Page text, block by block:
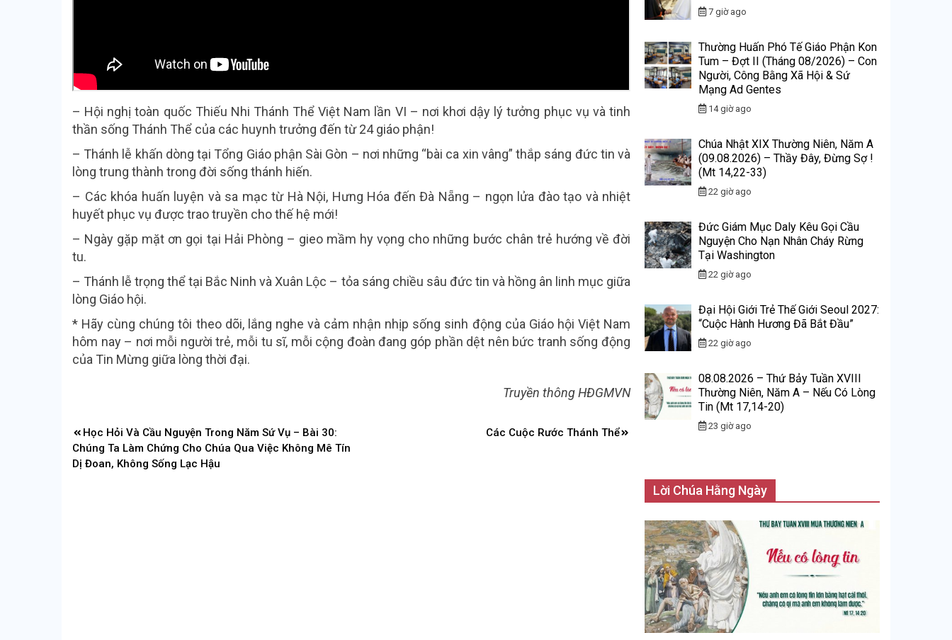
– Hội nghị toàn quốc Thiếu Nhi Thánh Thể Việt Nam lần VI – nơi khơi dậy lý tưởng phục vụ và tinh
thần sống Thánh Thể của các huynh trưởng đến từ 24 giáo phận!
– Thánh lễ khấn dòng tại Tổng Giáo phận Sài Gòn – nơi những “bài ca xin vâng” thắp sáng đức tin và
lòng trung thành trong đời sống thánh hiến.
– Các khóa huấn luyện và sa mạc từ Hà Nội, Hưng Hóa đến Đà Nẵng – ngọn lửa đào tạo và nhiệt
huyết phục vụ được trao truyền cho thế hệ mới!
– Ngày gặp mặt ơn gọi tại Hải Phòng – gieo mầm hy vọng cho những bước chân trẻ hướng về đời
tu.
– Thánh lễ trọng thể tại Bắc Ninh và Xuân Lộc – tỏa sáng chiều sâu đức tin và hồng ân linh mục giữa
lòng Giáo hội.
* Hãy cùng chúng tôi theo dõi, lắng nghe và cảm nhận nhịp sống sinh động của Giáo hội Việt Nam
hôm nay – nơi mỗi người trẻ, mỗi tu sĩ, mỗi cộng đoàn đang góp phần dệt nên bức tranh sống động
của Tin Mừng giữa lòng thời đại.
Truyền thông HĐGMVN
Điều
hướng
bài
Học Hỏi Và Cầu Nguyện Trong Năm Sứ Vụ – Bài 30:
Chúng Ta Làm Chứng Cho Chúa Qua Việc Không Mê Tín
Dị Đoan, Không Sống Lạc Hậu
Các Cuộc Rước Thánh Thể
7 giờ ago
Thường Huấn Phó Tế Giáo Phận Kon
Tum – Đợt II (Tháng 08/2026) – Con
Người, Công Bằng Xã Hội & Sứ
Mạng Ad Gentes
14 giờ ago
Chúa Nhật XIX Thường Niên, Năm A
(09.08.2026) – Thầy Đây, Đừng Sợ !
(Mt 14,22-33)
22 giờ ago
Đức Giám Mục Daly Kêu Gọi Cầu
Nguyện Cho Nạn Nhân Cháy Rừng
Tại Washington
22 giờ ago
Đại Hội Giới Trẻ Thế Giới Seoul 2027:
“Cuộc Hành Hương Đã Bắt Đầu”
22 giờ ago
08.08.2026 – Thứ Bảy Tuần XVIII
Thường Niên, Năm A – Nếu Có Lòng
Tin (Mt 17,14-20)
23 giờ ago
Lời Chúa Hằng Ngày